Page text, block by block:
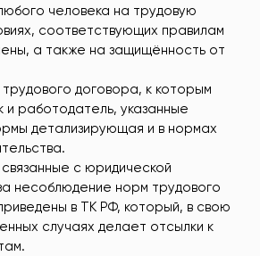
человека на трудовую
соответствующих правилам
а также на защищённость от
договора, к которым
и работодатель, указанные
детализирующая и в нормах
с юридической
несоблюдение норм трудового
в ТК РФ, который, в свою
случаях делает отсылки к